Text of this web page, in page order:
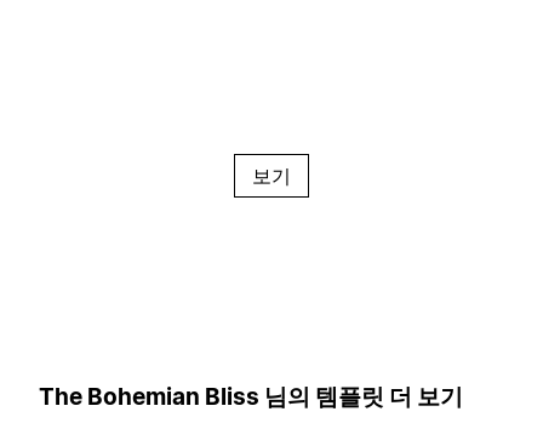
보기
The Bohemian Bliss 님의 템플릿 더 보기